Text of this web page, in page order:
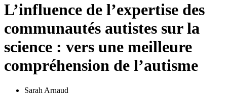
L’influence de l’expertise des
communautés autistes sur la
science : vers une meilleure
compréhension de l’autisme
Sarah Arnaud